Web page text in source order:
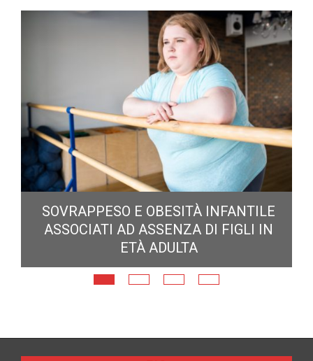
SOVRAPPESO E OBESITÀ INFANTILE
ASSOCIATI AD ASSENZA DI FIGLI IN
ETÀ ADULTA